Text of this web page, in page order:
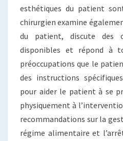
esthétiques du patient
chirurgien examine
du patient, discute des
disponibles et répond à
préoccupations que le
des instructions
pour aider le patient à se
physiquement à
recommandations sur la
régime alimentaire et